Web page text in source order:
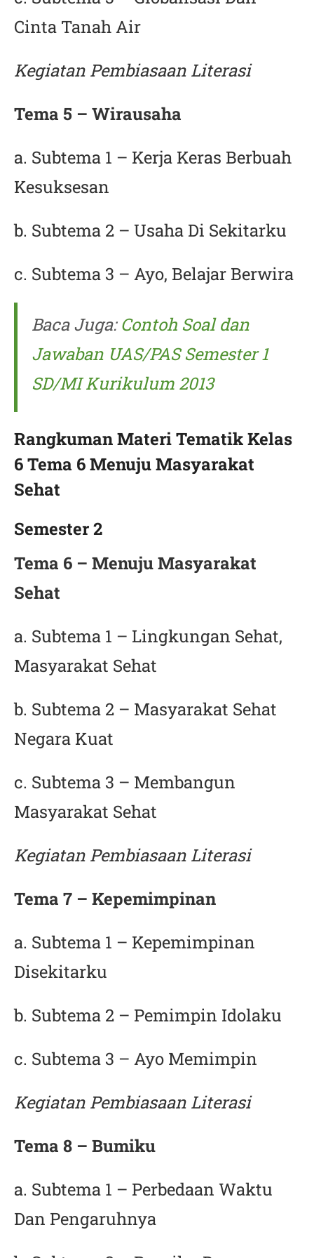
Cinta Tanah Air
Kegiatan Pembiasaan Literasi
Tema 5 – Wirausaha
a. Subtema 1 – Kerja Keras Berbuah
Kesuksesan
b. Subtema 2 – Usaha Di Sekitarku
c. Subtema 3 – Ayo, Belajar Berwira
Baca Juga:Contoh Soal dan
Jawaban UAS/PAS Semester 1
SD/MI Kurikulum 2013
Rangkuman Materi Tematik Kelas
6 Tema 6 Menuju Masyarakat
Sehat
Semester 2
Tema 6 – Menuju Masyarakat
Sehat
a. Subtema 1 – Lingkungan Sehat,
Masyarakat Sehat
b. Subtema 2 – Masyarakat Sehat
Negara Kuat
c. Subtema 3 – Membangun
Masyarakat Sehat
Kegiatan Pembiasaan Literasi
Tema 7 – Kepemimpinan
a. Subtema 1 – Kepemimpinan
Disekitarku
b. Subtema 2 – Pemimpin Idolaku
c. Subtema 3 – Ayo Memimpin
Kegiatan Pembiasaan Literasi
Tema 8 – Bumiku
a. Subtema 1 – Perbedaan Waktu
Dan Pengaruhnya